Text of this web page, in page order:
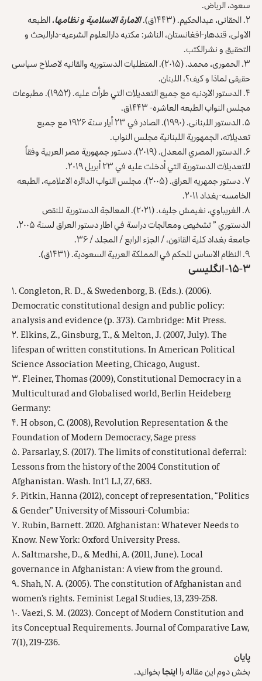
سعود، الرياض.
۲. الحقانی، عبدالحکیم. (۱۴۴۳ق).
الامارة الاسلامیة و نظامها، الطبعه
الاولی، قندهار-افغانستان، الناشر: مکتبه دارالعلوم الشرعیه-دارالبحث و
التحقیق و نشرالکتب.
۳. الحموری، محمد. (۲۰۱۵). المتطلبات الدستوریه والقانیه لاصلاح سیاسی
حقیقی لماذا و کیف؟، اللبنان.
۴. الدستور الاردنیه مع جميع التعديلات التي طرأت عليه. (۱۹۵۲). مطبوعات
مجلس النواب الطبعه العاشره- ۱۴۴۳ق.
۵. الدستور اللبنانی. (۱۹۹۰). الصادر في ۲۳ أیار سنة ۱۹۲۶ مع جمیع
تعدیلاته، الجمهوریة اللبنانیة مجلس النواب.
۶. الدستور المصري المعدل. (۲۰۱۹). دستور جمهورية مصر العربية وفقاً
للتعديلات الدستورية التي أدخلت عليه في ۲۳ أبريل ۲۰۱۹.
۷. دستور جمهریه العراق. (۲۰۰۵). مجلس النواب الدائره الاعلامیه، الطبعه
الخامسه-بغداد ۲۰۱۱.
۸. الغريباوي، نغيمش جليف. (۲۰۲۱). المعالجة الدستورية للنقص
الدستوري ” تشخيص ومعالجات دراسة في اطار دستور العراق لسنة ۲۰۰۵،
جامعة بغداد كلية القانون، / الجزء الرابع / المجلد / ۳۶.
۹. النظام الاساس للحكم في المملكة العربية السعودية. (۱۴۳۱ق).
۱۵-۳- انگلیسی
۱. Congleton, R. D., & Swedenborg, B. (Eds.). (2006).
Democratic constitutional design and public policy:
analysis and evidence (p. 373). Cambridge: Mit Press.
۲. Elkins, Z., Ginsburg, T., & Melton, J. (2007, July). The
lifespan of written constitutions. In American Political
Science Association Meeting, Chicago, August.
۳. Fleiner, Thomas (2009), Constitutional Democracy in a
Multiculturad and Globalised world, Berlin Heideberg
Germany:
۴. H obson, C. (2008), Revolution Representation & the
Foundation of Modern Democracy, Sage press
۵. Parsarlay, S. (2017). The limits of constitutional deferral:
Lessons from the history of the 2004 Constitution of
Afghanistan. Wash. Int’l LJ, 27, 683.
۶. Pitkin, Hanna (2012), concept of representation, “Politics
& Gender” University of Missouri-Columbia:
۷. Rubin, Barnett. 2020. Afghanistan: Whatever Needs to
Know. New York: Oxford University Press.
۸. Saltmarshe, D., & Medhi, A. (2011, June). Local
governance in Afghanistan: A view from the ground.
۹. Shah, N. A. (2005). The constitution of Afghanistan and
women’s rights. Feminist Legal Studies, 13, 239-258.
۱۰. Vaezi, S. M. (2023). Concept of Modern Constitution and
its Conceptual Requirements. Journal of Comparative Law,
7(1), 219-236.
پایان
بخش دوم این مقاله رااینجابخوانید.